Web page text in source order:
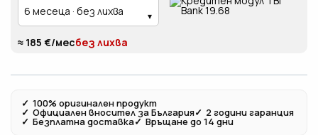
≈ 185 €/месбез лихва
✓ 100% оригинален продукт
✓ Официален вносител за България✓ 2 години гаранция
✓ Безплатна доставка✓ Връщане до 14 дни